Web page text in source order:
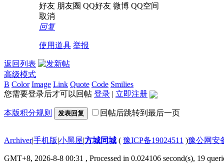
好友 朋友圈 QQ好友 微博 QQ空间
取消
回复
使用道具 举报
返回列表
高级模式
B Color Image Link Quote Code Smilies
您需要登录后才可以回帖 登录 | 立即注册
本版积分规则 发表回复 回帖后跳转到最后一页
Archiver|手机版|小黑屋|方城同城 ( 豫ICP备19024511 )豫公网安
GMT+8, 2026-8-8 00:31 , Processed in 0.024106 second(s), 19